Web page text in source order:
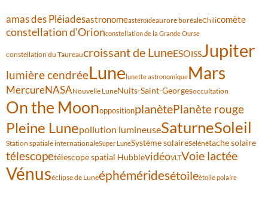
amas des Pléiadesastronomeastéroïdeaurore boréaleChilicomète
constellation d'Orionconstellation de la Grande Ourse
constellation du Taureaucroissant de LuneESOISSJupiter
lumière cendréeLunelunette astronomiqueMars
MercureNASANouvelle LuneNuits-Saint-Georgesoccultation
On the MoonoppositionplanètePlanète rouge
Pleine Lunepollution lumineuseSaturneSoleil
Station spatiale internationaleSuper LuneSystème solaireSélénétache solaire
télescopetélescope spatial HubblevidéoVLTVoie lactée
Vénuséclipse de Luneéphéméridesétoileétoile polaire